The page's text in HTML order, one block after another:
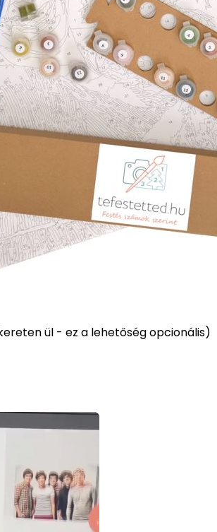
ül - ez a lehetőség opcionális)